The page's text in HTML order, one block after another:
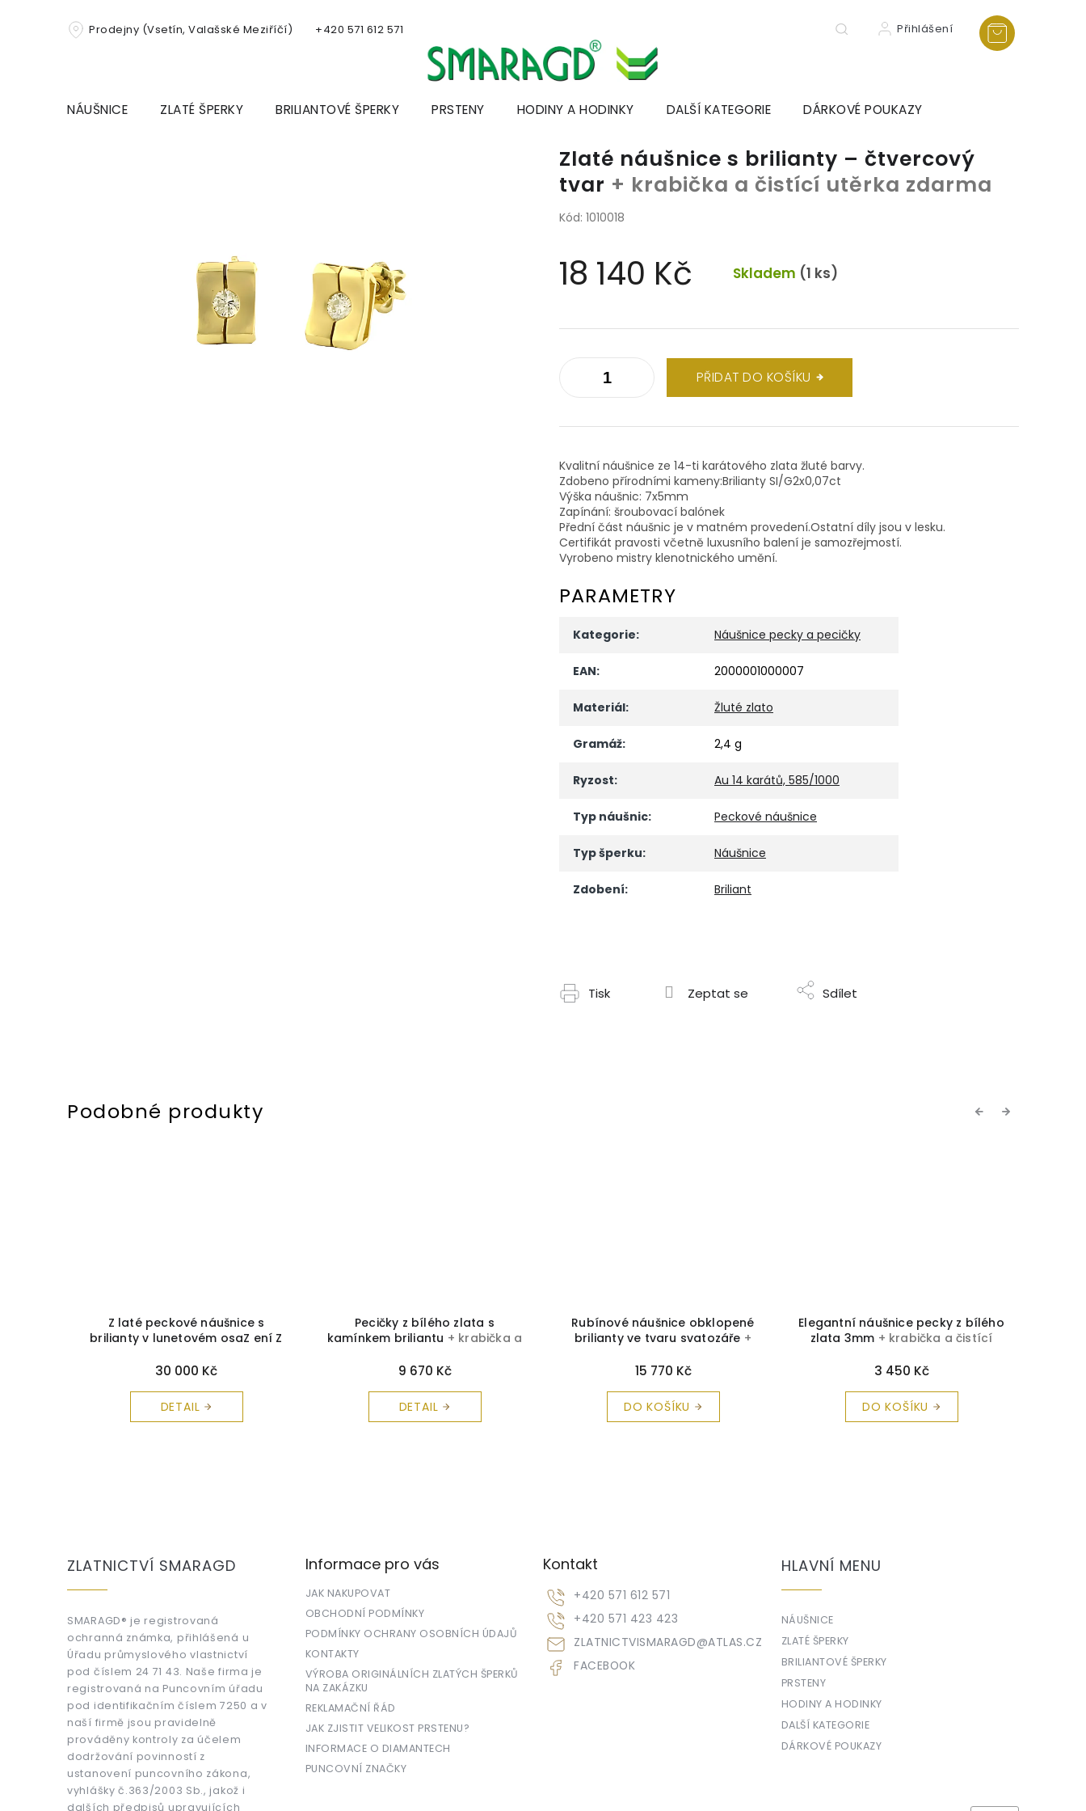
Prodejny (Vsetín, Valašské Meziříčí) +420 571 612 571 Přihlášení
NÁUŠNICE ZLATÉ ŠPERKY BRILIANTOVÉ ŠPERKY PRSTENY HODINY A HODINKY DALŠÍ KATEGORIE DÁRKOVÉ POUKAZY
Zlaté náušnice s brilianty – čtvercový
tvar + krabička a čistící utěrka zdarma
Kód: 1010018
18 140 Kč Skladem (1 ks)
PŘIDAT DO KOŠÍKU
Kvalitní náušnice ze 14-ti karátového zlata žluté barvy.
Zdobeno přírodními kameny:Brilianty SI/G2x0,07ct
Výška náušnic: 7x5mm
Zapínání: šroubovací balónek
Přední část náušnic je v matném provedení.Ostatní díly jsou v lesku.
Certifikát pravosti včetně luxusního balení je samozřejmostí.
Vyrobeno mistry klenotnického umění.
PARAMETRY
Kategorie: Náušnice pecky a pecičky
EAN: 2000001000007
Materiál: Žluté zlato
Gramáž: 2,4 g
Ryzost: Au 14 karátů, 585/1000
Typ náušnic: Peckové náušnice
Typ šperku: Náušnice
Zdobení: Briliant
Tisk Zeptat se Sdílet
Previous
Z laté peckové náušnice s
brilianty v lunetovém osaZ ení Z
zdarma
30 000 Kč
DETAIL
Pecičky z bílého zlata s
kamínkem briliantu + krabička a
9 670 Kč
DETAIL
Rubínové náušnice obklopené
brilianty ve tvaru svatozáře +
15 770 Kč
DO KOŠÍKU
Elegantní náušnice pecky z bílého
zlata 3mm + krabička a čistící
3 450 Kč
DO KOŠÍKU
Next
ZLATNICTVÍ SMARAGD
SMARAGD® je registrovaná
ochranná známka, přihlášená u
Úřadu průmyslového vlastnictví
pod číslem 24 71 43. Naše firma je
registrovaná na Puncovním úřadu
pod identifikačním číslem 7250 a v
naší firmě jsou pravidelně
prováděny kontroly za účelem
dodržování povinností z
ustanovení puncovního zákona,
vyhlášky č.363/2003 Sb., jakož i
dalších předpisů upravujících
Informace pro vás
JAK NAKUPOVAT
OBCHODNÍ PODMÍNKY
PODMÍNKY OCHRANY OSOBNÍCH ÚDAJŮ
KONTAKTY
VÝROBA ORIGINÁLNÍCH ZLATÝCH ŠPERKŮ
NA ZAKÁZKU
REKLAMAČNÍ ŘÁD
JAK ZJISTIT VELIKOST PRSTENU?
INFORMACE O DIAMANTECH
PUNCOVNÍ ZNAČKY
Kontakt
ZLATNICTVISMARAGD@ATLAS.CZ
+420 571 612 571
+420 571 423 423
FACEBOOK
HLAVNÍ MENU
NÁUŠNICE
ZLATÉ ŠPERKY
BRILIANTOVÉ ŠPERKY
PRSTENY
HODINY A HODINKY
DALŠÍ KATEGORIE
DÁRKOVÉ POUKAZY